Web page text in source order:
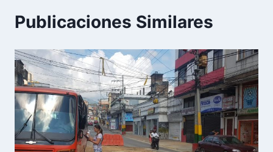
Publicaciones Similares